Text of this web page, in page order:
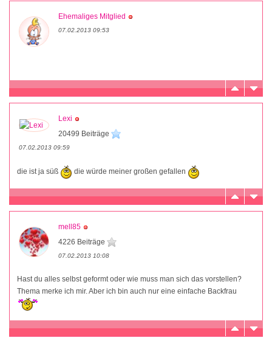
Ehemaliges Mitglied
07.02.2013 09:53
Lexi
20499 Beiträge
07.02.2013 09:59
die ist ja süß die würde meiner großen gefallen
mell85
4226 Beiträge
07.02.2013 10:08
Hast du alles selbst geformt oder wie muss man sich das vorstellen?
Thema merke ich mir. Aber ich bin auch nur eine einfache Backfrau